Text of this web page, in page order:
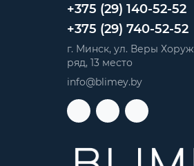
+375 (29) 140-52-52
+375 (29) 740-52-52
г. Минск, ул. Веры
ряд, 13 место
info@blimey.by